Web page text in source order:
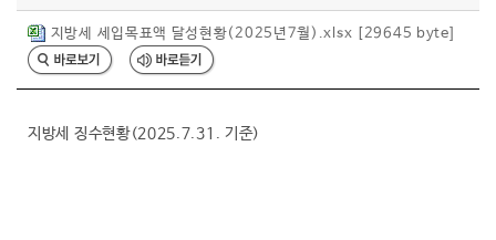
행복복지
지방세 세입목표액 달성현황(2025년7월).xlsx [29645 byte]
지방세 징수현황(2025.7.31. 기준)